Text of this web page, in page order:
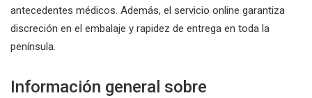
antecedentes médicos. Además, el servicio online garantiza
discreción en el embalaje y rapidez de entrega en toda la
península.
Información general sobre